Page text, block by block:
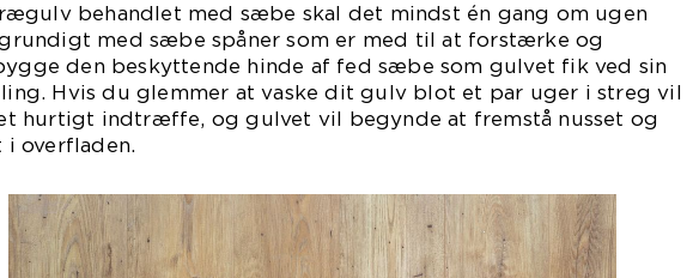
behandlet med sæbe skal det mindst én gang om ugen
grundigt med sæbe spåner som er med til at forstærke og
den beskyttende hinde af fed sæbe som gulvet fik ved sin
Hvis du glemmer at vaske dit gulv blot et par uger i streg vil
hurtigt indtræffe, og gulvet vil begynde at fremstå nusset og
i overfladen.